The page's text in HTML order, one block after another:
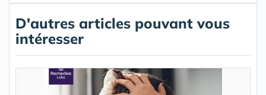
D'autres articles pouvant vous
intéresser